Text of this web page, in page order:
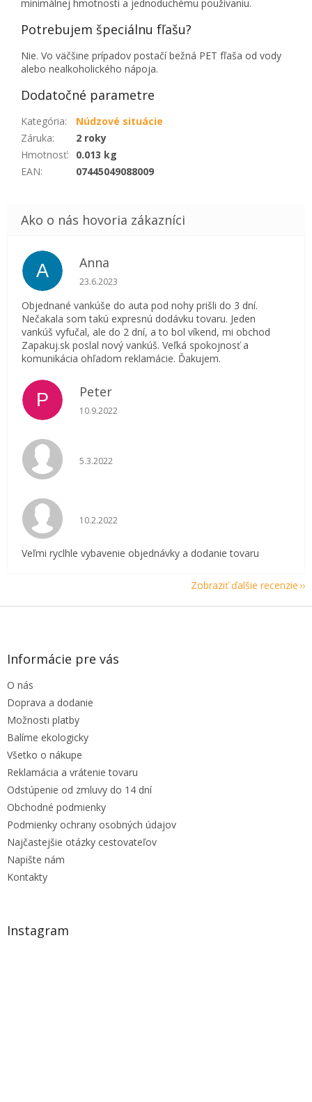
minimálnej hmotnosti a jednoduchému používaniu.
Potrebujem špeciálnu fľašu?
Nie. Vo väčšine prípadov postačí bežná PET fľaša od vody
alebo nealkoholického nápoja.
Dodatočné parametre
Kategória:
Núdzové situácie
Záruka:
2 roky
Hmotnosť:
0.013 kg
EAN: 07445049088009
A Anna
Hodnotenie obchodu je 5 z 5 hviezdičiek.
23.6.2023
Objednané vankúše do auta pod nohy prišli do 3 dní.
Nečakala som takú expresnú dodávku tovaru. Jeden
vankúš vyfučal, ale do 2 dní, a to bol víkend, mi obchod
Zapakuj.sk poslal nový vankúš. Veľká spokojnosť a
komunikácia ohľadom reklamácie. Ďakujem.
P Peter
Hodnotenie obchodu je 5 z 5 hviezdičiek.
10.9.2022
Hodnotenie obchodu je 5 z 5 hviezdičiek.
5.3.2022
Hodnotenie obchodu je 5 z 5 hviezdičiek.
10.2.2022
Veľmi ryclhle vybavenie objednávky a dodanie tovaru
Zobraziť ďalšie recenzie
Z
Informácie pre vás
O nás
Doprava a dodanie
Možnosti platby
Balíme ekologicky
Všetko o nákupe
Reklamácia a vrátenie tovaru
Odstúpenie od zmluvy do 14 dní
Obchodné podmienky
Podmienky ochrany osobných údajov
Najčastejšie otázky cestovateľov
Napište nám
Kontakty
Instagram